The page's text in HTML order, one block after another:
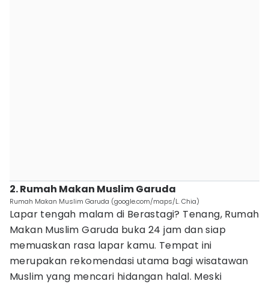
2. Rumah Makan Muslim Garuda
Rumah Makan Muslim Garuda (google.com/maps/L. Chia)
Lapar tengah malam di Berastagi? Tenang, Rumah
Makan Muslim Garuda buka 24 jam dan siap
memuaskan rasa lapar kamu. Tempat ini
merupakan rekomendasi utama bagi wisatawan
Muslim yang mencari hidangan halal. Meski